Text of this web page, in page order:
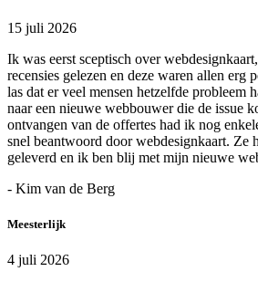
15 juli 2026
Ik was eerst sceptisch over
recensies gelezen en deze waren allen erg
las dat er veel mensen hetzelfde probleem
naar een nieuwe webbouwer die de issue
ontvangen van de offertes had ik nog
snel beantwoord door webdesignkaart. Ze
geleverd en ik ben blij met mijn nieuwe
- Kim van de Berg
Meesterlijk
4 juli 2026